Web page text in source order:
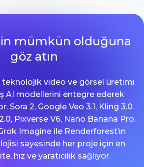
mümkün olduğuna
göz atın
teknolojik video ve görsel üretimi
AI modellerini entegre ederek
Sora 2, Google Veo 3.1, Kling 3.0
Pixverse V6, Nano Banana Pro,
Imagine ile Renderforest’ın
sayesinde her proje için en
hız ve yaratıcılık sağlıyor.